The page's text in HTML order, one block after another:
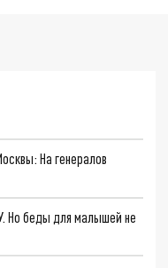
На генералов
Но беды для малышей не